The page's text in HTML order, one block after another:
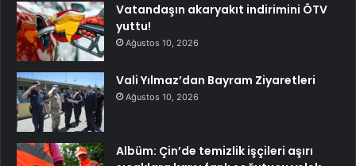
Vatandaşın akaryakıt indirimini ÖTV
yuttu!
Ağustos 10, 2026
Vali Yılmaz’dan Bayram Ziyaretleri
Ağustos 10, 2026
Albüm: Çin’de temizlik işçileri aşırı